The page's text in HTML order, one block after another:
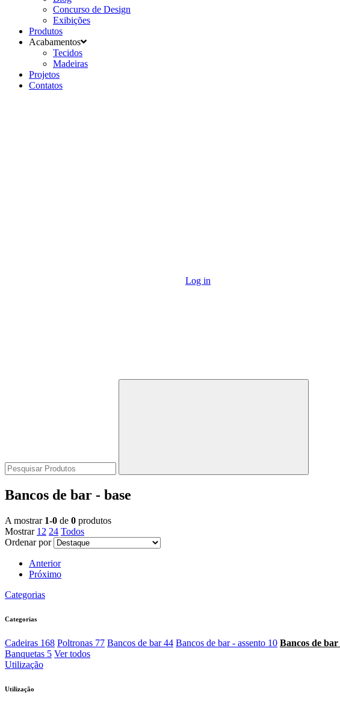
Concurso de Design
Exibições
Produtos
Acabamentos
Tecidos
Madeiras
Projetos
Contatos
Log in
Bancos de bar - base
A mostrar 1-0 de 0 produtos
Mostrar 12 24 Todos
Ordenar por
AnteriorPrevious
PróximoNext
Categorias
Categorias
Cadeiras 168 Poltronas 77 Bancos de bar44 Bancos de bar - assento 10 Bancos de bar
Banquetas 5 Ver todos
Utilização
Utilização